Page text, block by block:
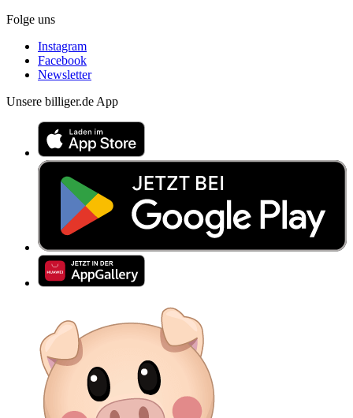
Folge uns
Instagram
Facebook
Newsletter
Unsere billiger.de App